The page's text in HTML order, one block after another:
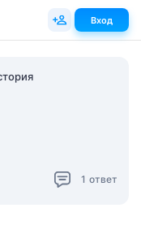
1 ответ
Вход